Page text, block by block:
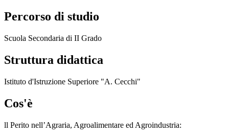
Percorso di studio
Scuola Secondaria di II Grado
Struttura didattica
Istituto d'Istruzione Superiore "A. Cecchi"
Cos'è
ll Perito nell’Agraria, Agroalimentare ed Agroindustria: